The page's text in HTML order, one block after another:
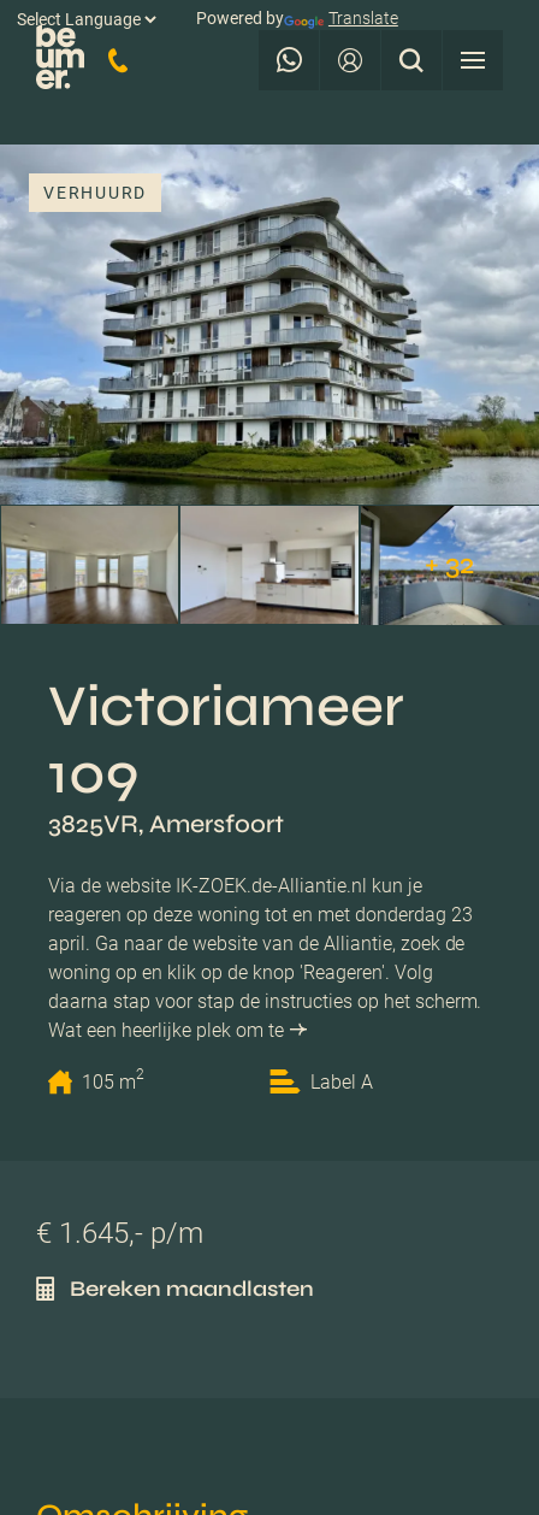
Powered by Translate
VERHUURD
+ 32
Victoriameer
109
3825VR, Amersfoort
Via de website IK-ZOEK.de-Alliantie.nl kun je
reageren op deze woning tot en met donderdag 23
april. Ga naar de website van de Alliantie, zoek de
woning op en klik op de knop 'Reageren'. Volg
daarna stap voor stap de instructies op het scherm.
Wat een heerlijke plek om te
105 m2 Label A
€ 1.645,- p/m
Bereken maandlasten